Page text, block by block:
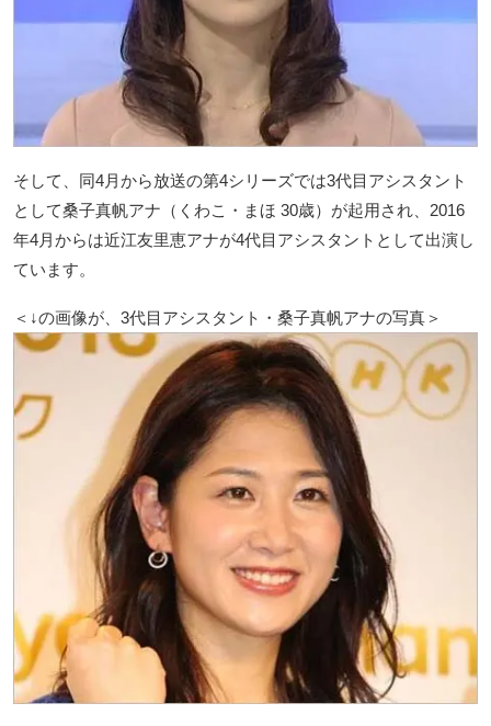
そして、同4月から放送の第4シリーズでは3代目アシスタント
として桑子真帆アナ（くわこ・まほ 30歳）が起用され、2016
年4月からは近江友里恵アナが4代目アシスタントとして出演し
ています。
＜↓の画像が、3代目アシスタント・桑子真帆アナの写真＞